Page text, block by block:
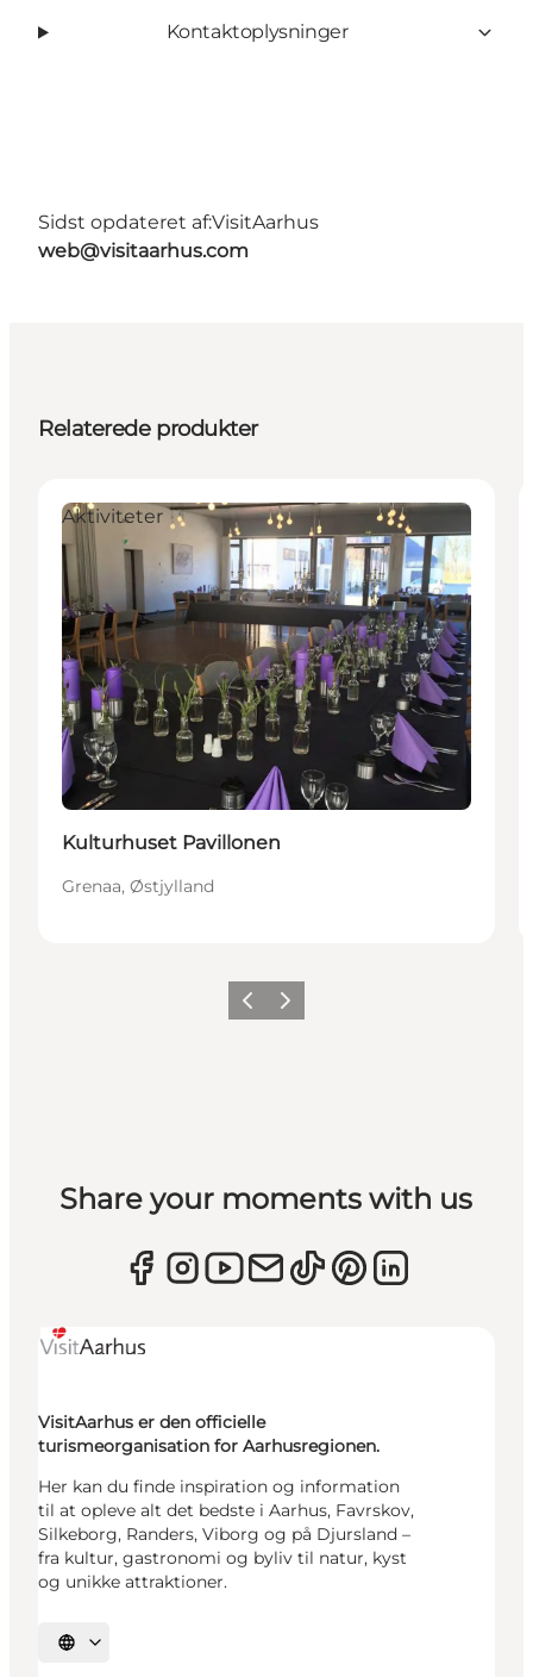
Kontaktoplysninger
Sidst opdateret af:VisitAarhus
web@visitaarhus.com
Relaterede produkter
Aktiviteter
Kulturhuset Pavillonen
Grenaa, Østjylland
ForrigeNæste
Share your moments with us
VisitAarhus er den officielle
turismeorganisation for Aarhusregionen.
Her kan du finde inspiration og information
til at opleve alt det bedste i Aarhus, Favrskov,
Silkeborg, Randers, Viborg og på Djursland –
fra kultur, gastronomi og byliv til natur, kyst
og unikke attraktioner.
Vælg sprog